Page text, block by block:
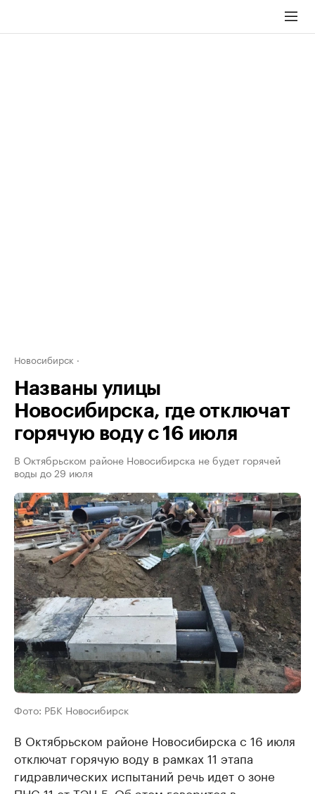
Новосибирск
Названы улицы
Новосибирска, где отключат
горячую воду с 16 июля
В Октябрьском районе Новосибирска не будет горячей
воды до 29 июля
Фото: РБК Новосибирск
В Октябрьском районе Новосибирска с 16 июля
отключат горячую воду в рамках 11 этапа
гидравлических испытаний речь идет о зоне